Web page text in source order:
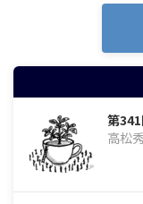
第
高松